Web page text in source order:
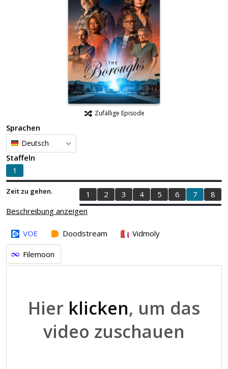
Zufällige Episode
Sprachen
Deutsch
Staffeln
1
Zeit zu gehen. 1 2 3 4 5 6 7
8
Beschreibung anzeigen
VOE Doodstream Vidmoly
Filemoon
Hier klicken, um das
video zuschauen